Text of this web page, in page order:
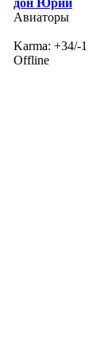
Авиаторы
Karma: +34/-1
Offline